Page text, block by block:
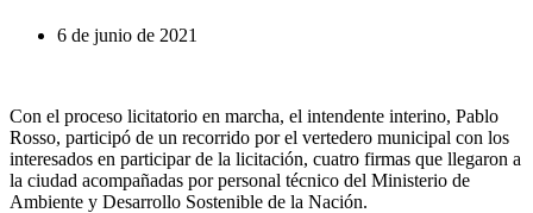
6 de junio de 2021
Con el proceso licitatorio en marcha, el intendente interino, Pablo
Rosso, participó de un recorrido por el vertedero municipal con los
interesados en participar de la licitación, cuatro firmas que llegaron a
la ciudad acompañadas por personal técnico del Ministerio de
Ambiente y Desarrollo Sostenible de la Nación.